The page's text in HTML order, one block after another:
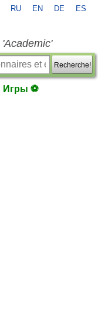
RU EN DE ES
Recherche!
Игры ⚽